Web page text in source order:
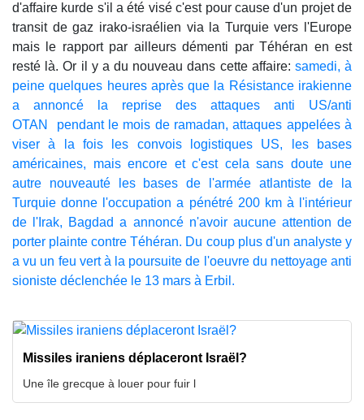
d'affaire kurde s'il a été visé c'est pour cause d'un projet de
transit de gaz irako-israélien via la Turquie vers l'Europe
mais le rapport par ailleurs démenti par Téhéran en est
resté là. Or il y a du nouveau dans cette affaire: samedi, à
peine quelques heures après que la Résistance irakienne
a annoncé la reprise des attaques anti US/anti
OTAN pendant le mois de ramadan, attaques appelées à
viser à la fois les convois logistiques US, les bases
américaines, mais encore et c'est cela sans doute une
autre nouveauté les bases de l'armée atlantiste de la
Turquie donne l'occupation a pénétré 200 km à l'intérieur
de l'Irak, Bagdad a annoncé n'avoir aucune attention de
porter plainte contre Téhéran. Du coup plus d'un analyste y
a vu un feu vert à la poursuite de l'oeuvre du nettoyage anti
sioniste déclenchée le 13 mars à Erbil.
Missiles iraniens déplaceront Israël?
Une île grecque à louer pour fuir l